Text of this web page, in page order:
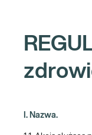
I. Nazwa.